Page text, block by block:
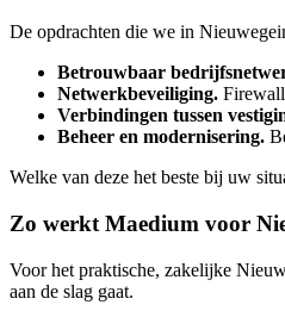
De opdrachten die we in
Betrouwbaar
Netwerkbeveiliging.
Verbindingen tussen
Beheer en modernisering.
Welke van deze het beste bij uw
Zo werkt Maedium voor
Voor het praktische, zakelijke
aan de slag gaat.